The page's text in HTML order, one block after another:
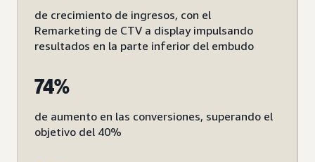
de crecimiento de ingresos, con el
Remarketing de CTV a display impulsando
resultados en la parte inferior del embudo
74%
de aumento en las conversiones, superando el
objetivo del 40%